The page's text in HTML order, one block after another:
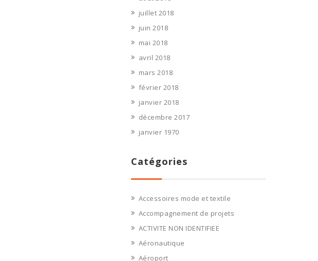
juillet 2018
juin 2018
mai 2018
avril 2018
mars 2018
février 2018
janvier 2018
décembre 2017
janvier 1970
Catégories
Accessoires mode et textile
Accompagnement de projets
ACTIVITE NON IDENTIFIEE
Aéronautique
Aéroport